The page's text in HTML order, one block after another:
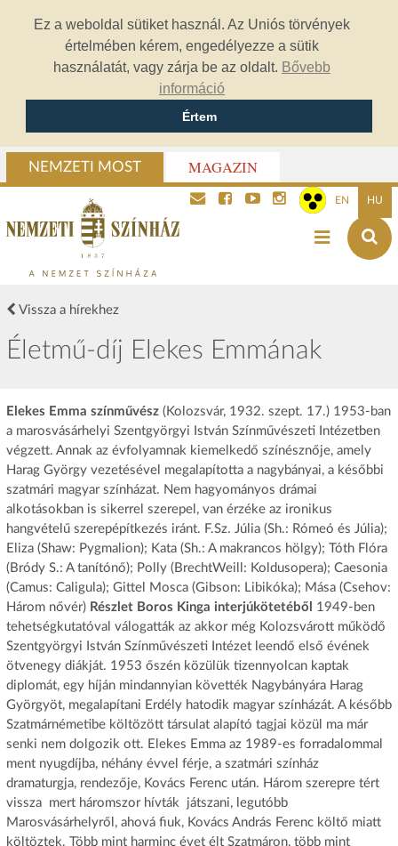
Ez a weboldal sütiket használ. Az Uniós törvények
értelmében kérem, engedélyezze a sütik
használatát, vagy zárja be az oldalt. Bővebb
információ
Értem
NEMZETI MOST MAGAZIN
EN HU
Vissza a hírekhez
Életmű-díj Elekes Emmának
Elekes Emma színművész(Kolozsvár, 1932. szept. 17.) 1953-ban
a marosvásárhelyi Szentgyörgyi István Színművészeti Intézetben
végzett. Annak az évfolyamnak kiemelkedő színésznője, amely
Harag György vezetésével megalapította a nagybányai, a későbbi
szatmári magyar színházat. Nem hagyományos drámai
alkotásokban is sikerrel szerepel, van érzéke az ironikus
hangvételű szerepépítkezés iránt. F.Sz. Júlia (Sh.: Rómeó és Júlia);
Eliza (Shaw: Pygmalion); Kata (Sh.: A makrancos hölgy); Tóth Flóra
(Bródy S.: A tanítónő); Polly (BrechtWeill: Koldusopera); Caesonia
(Camus: Caligula); Gittel Mosca (Gibson: Libikóka); Mása (Csehov:
Három nővér) Részlet Boros Kinga interjúkötetéből
1949-ben
tehetségkutatóval válogatták az akkor még Kolozsvárott működő
Szentgyörgyi István Színművészeti Intézet leendő első évének
ötvenegy diákját. 1953 őszén közülük tizennyolcan kaptak
diplomát, egy híján mindannyian követték Nagybányára Harag
Györgyöt, megalapítani Erdély hatodik magyar színházát. A később
Szatmárnémetibe költözött társulat alapító tagjai közül ma már
senki nem dolgozik ott. Elekes Emma az 1989-es forradalommal
ment nyugdíjba, néhány évvel férje, a szatmári színház
dramaturgja, rendezője, Kovács Ferenc után. Három szerepre tért
vissza  mert háromszor hívták  játszani, legutóbb
Marosvásárhelyről, ahová fiuk, Kovács András Ferenc költő miatt
költöztek. Több mint harminc évet élt Szatmáron, több mint